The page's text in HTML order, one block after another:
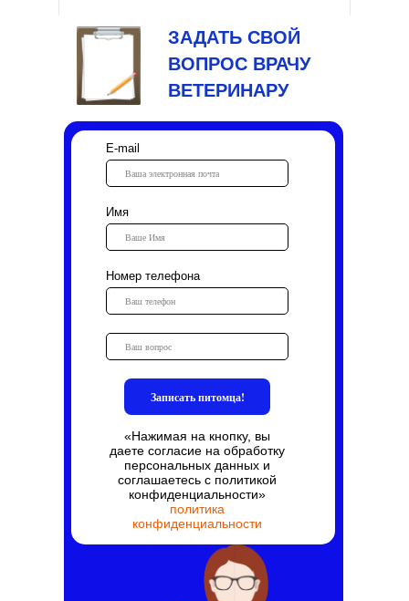
ВетАптека на Советской на карте Биробиджана —
Яндекс.Карты
ЗАДАТЬ СВОЙ
ВОПРОС ВРАЧУ
ВЕТЕРИНАРУ
E-mail
Имя
Номер телефона
Записать питомца!
«Нажимая на кнопку, вы
даете согласие на обработку
персональных данных и
соглашаетесь c политикой
конфиденциальности»
политика
конфиденциальности